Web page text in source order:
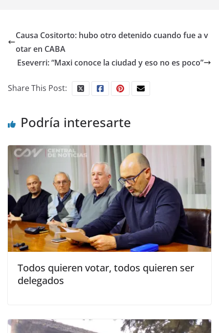
Causa Cositorto: hubo otro detenido cuando fue a v
otar en CABA
Eseverri: “Maxi conoce la ciudad y eso no es poco”
Share This Post:
Podría interesarte
Todos quieren votar, todos quieren ser
delegados